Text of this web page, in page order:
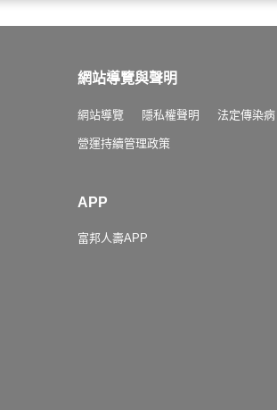
網站導覽與聲明
網站導覽 隱私權聲明 法定傳染病
營運持續管理政策
APP
富邦人壽APP